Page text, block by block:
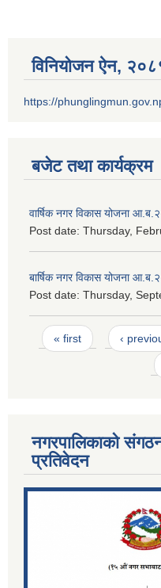
विनियोजन ऐन‚
https://
बजेट तथा कार्यक्रम
वार्षिक नगर विकास योजना
Post date: Thursday,
बार्षिक नगर विकास योजना
Post date: Thursday,
Pages
« first ‹
नगरपालिकाको
प्रतिवेदन